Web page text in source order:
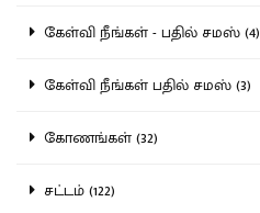
கேள்வி நீங்கள் - பதில் சமஸ் (4)
கேள்வி நீங்கள் பதில் சமஸ் (3)
கோணங்கள் (32)
சட்டம் (122)